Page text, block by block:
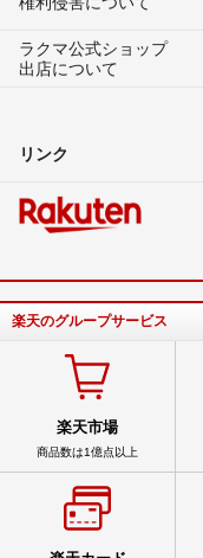
ラクマ公式ショップ
出店について
リンク
楽天のグループサービス
楽天市場
商品数は1億点以上